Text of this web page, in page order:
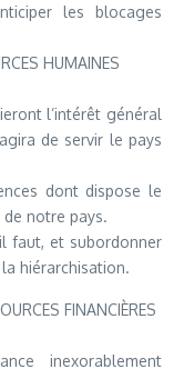
les blocages
HUMAINES
l’intérêt général
de servir le pays
dont dispose le
notre pays.
faut, et subordonner
hiérarchisation.
FINANCIÈRES
inexorablement